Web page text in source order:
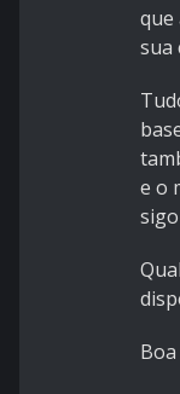
que
sua
e o